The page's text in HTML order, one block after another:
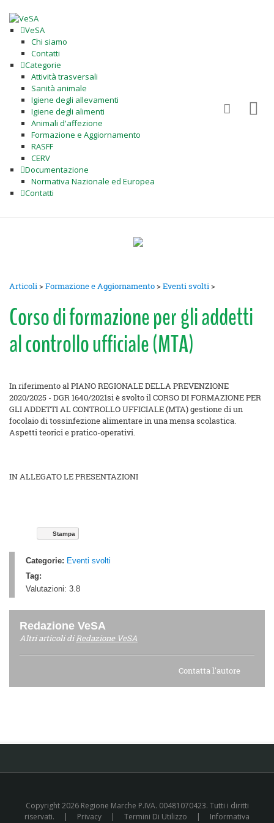
VeSA
Chi siamo
Contatti
Categorie
Attività trasversali
Sanità animale
Igiene degli allevamenti
Igiene degli alimenti
Animali d'affezione
Formazione e Aggiornamento
RASFF
CERV
Documentazione
Normativa Nazionale ed Europea
Contatti
Articoli>Formazione e Aggiornamento>Eventi svolti>
Corso di formazione per gli addetti
al controllo ufficiale (MTA)
In riferimento al PIANO REGIONALE DELLA PREVENZIONE
2020/2025 - DGR 1640/2021si è svolto il CORSO DI FORMAZIONE PER
GLI ADDETTI AL CONTROLLO UFFICIALE (MTA) gestione di un
focolaio di tossinfezione alimentare in una mensa scolastica.
Aspetti teorici e pratico-operativi.
IN ALLEGATO LE PRESENTAZIONI
Stampa
Categorie: Eventi svolti
Tag:
Valutazioni: 3.8
Redazione VeSA
Altri articoli diRedazione VeSA
Contatta l'autore
Copyright 2026 Regione Marche P.IVA. 00481070423. Tutti i diritti
riservati.
| Privacy | Termini Di Utilizzo |
Informativa